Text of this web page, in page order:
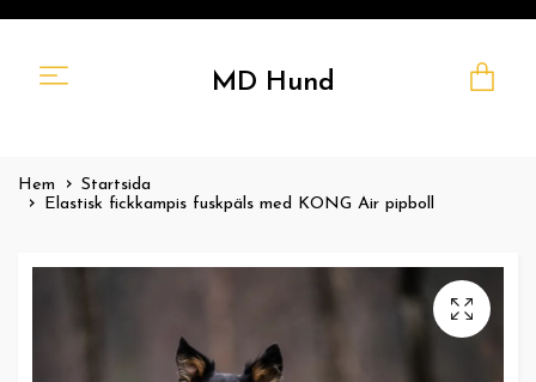
MD Hund
Hem
Startsida
Elastisk fickkampis fuskpäls med KONG Air pipboll